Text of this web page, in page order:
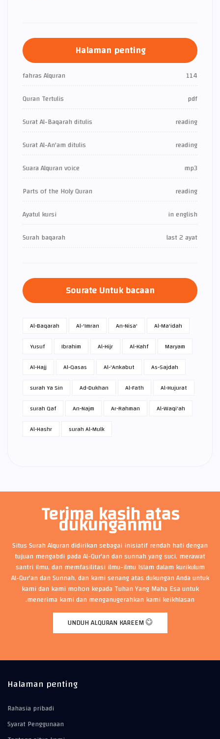
Halaman penting
fahras Alquran
114
Quran Tertulis
pdf
Surat Al-Baqarah ditulis
reading
Surat Al-An'am ditulis
reading
Suara Alquran voice
mp3
Parts of the Holy Quran
reading
Ayatul kursi
in english
Surah baqarah
last 2 ayat
Sourate Untuk bacaan
Al-Baqarah Al-'Imran An-Nisa'
Al-Ma'idah
Yusuf
Ibrahim Al-Hijr Al-Kahf
Maryam
Al-Hajj
Al-Qasas Al-'Ankabut
As-Sajdah
surah Ya Sin
Ad-Dukhan Al-Fath
Al-Hujurat
surah Qaf
An-Najm Ar-Rahman
Al-Waqi'ah
Al-Hashr
surah Al-Mulk
Terima kasih atas
dukunganmu
Situs Surah Alquran didirikan sebagai inisiatif rendah hati dengan
tujuan mengabdi pada Al-Qur'an dan sunnah yang suci, merawat
santri ilmu, dan memfasilitasi ilmu-ilmu Islam dalam kurikulum
Al-Qur'an dan Sunnah, dan kami senang atas dukungan Anda untuk
kami dan kami mohon kepada Tuhan Yang Maha Esa untuk
menerima kami dan menganugerahkan kami keikhlasan.
UNDUH ALQURAN KAREEM
Halaman penting
Rahasia pribadi
Syarat Penggunaan